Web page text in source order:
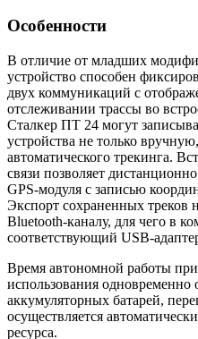
Особенности
В отличие от младших
устройство способен
двух коммуникаций с
отслеживании трассы во
Сталкер ПТ 24 могут
устройства не только
автоматического трекинга.
связи позволяет
GPS-модуля с записью
Экспорт сохраненных треков
Bluetooth-каналу, для чего в
соответствующий USB-
Время автономной работы
использования одновременно
аккумуляторных батарей,
осуществляется
ресурса.